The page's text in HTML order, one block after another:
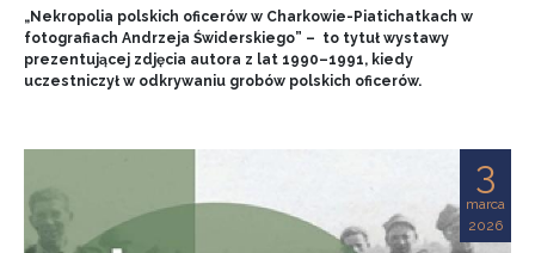
„Nekropolia polskich oficerów w Charkowie-Piatichatkach w
fotografiach Andrzeja Świderskiego” – to tytuł wystawy
prezentującej zdjęcia autora z lat 1990–1991, kiedy
uczestniczył w odkrywaniu grobów polskich oficerów.
3
marca
2026